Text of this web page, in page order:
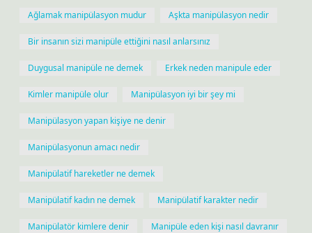
Ağlamak manipülasyon mudur Aşkta manipülasyon nedir
Bir insanın sizi manipüle ettiğini nasıl anlarsınız
Duygusal manipüle ne demek Erkek neden manipule eder
Kimler manipüle olur Manipülasyon iyi bir şey mi
Manipülasyon yapan kişiye ne denir
Manipülasyonun amacı nedir
Manipülatif hareketler ne demek
Manipülatif kadın ne demek Manipülatif karakter nedir
Manipülatör kimlere denir Manipüle eden kişi nasıl davranır